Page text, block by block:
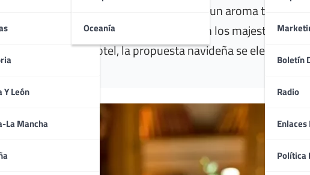
Y León
La Mancha
Oceanía
Boletín
Radio
Política
Hotel, Madrid se despliega con un aroma tan
y profundidad de sabor dialogan con los majestuosos
cálidos del hotel, la propuesta navideña se eleva con
de Madrid.